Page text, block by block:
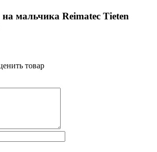
мальчика Reimatec Tieten
товар